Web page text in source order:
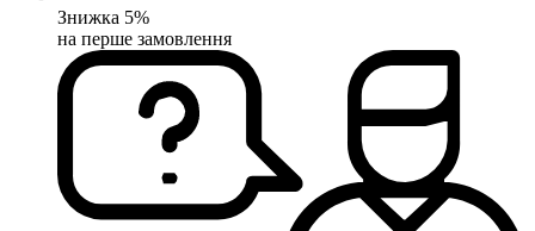
Знижка 5%
на перше замовлення